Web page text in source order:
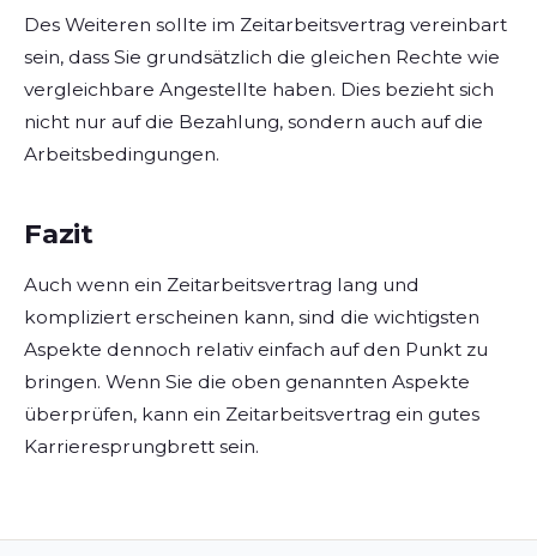
Des Weiteren sollte im Zeitarbeitsvertrag vereinbart
sein, dass Sie grundsätzlich die gleichen Rechte wie
vergleichbare Angestellte haben. Dies bezieht sich
nicht nur auf die Bezahlung, sondern auch auf die
Arbeitsbedingungen.
Fazit
Auch wenn ein Zeitarbeitsvertrag lang und
kompliziert erscheinen kann, sind die wichtigsten
Aspekte dennoch relativ einfach auf den Punkt zu
bringen. Wenn Sie die oben genannten Aspekte
überprüfen, kann ein Zeitarbeitsvertrag ein gutes
Karrieresprungbrett sein.